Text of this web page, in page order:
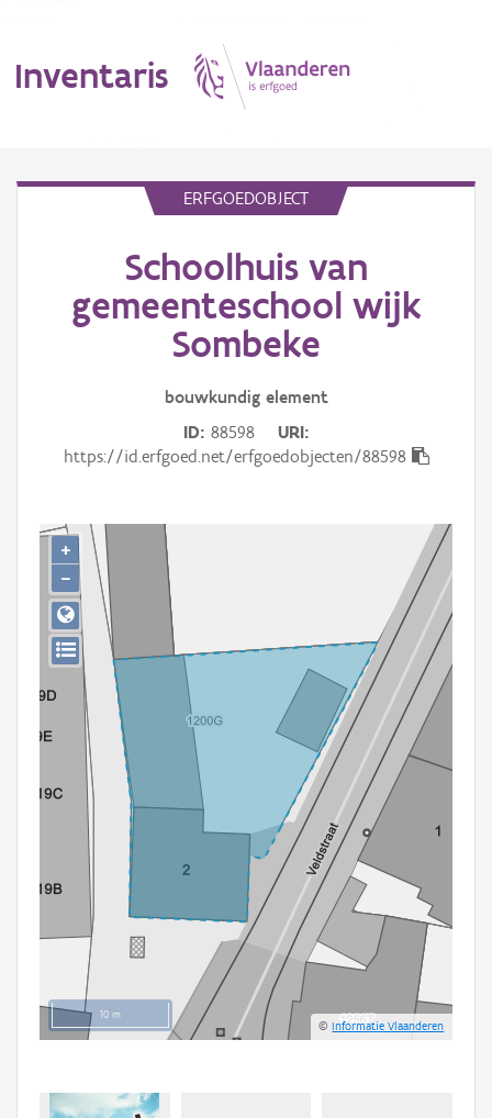
Inventaris
Aanduidingsobject
Gebeurtenis
Downloads
Hergebruik
Aanmelden
ERFGOEDOBJECT
Schoolhuis van
gemeenteschool wijk
Sombeke
bouwkundig element
ID 88598
URI
https://id.erfgoed.net/erfgoedobjecten/88598
10 m
©Informatie Vlaanderen
+
−